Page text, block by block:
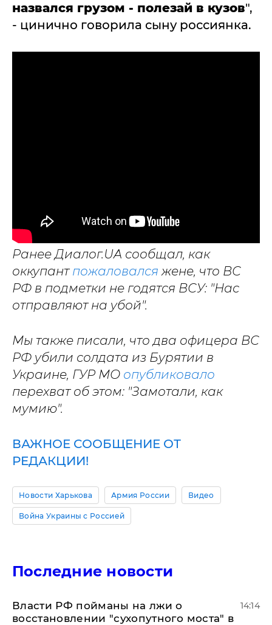
назвался грузом - полезай в кузов",
- цинично говорила сыну россиянка.
Ранее Диалог.UA сообщал, как
оккупант пожаловался жене, что ВС
РФ в подметки не годятся ВСУ: "Нас
отправляют на убой".
Мы также писали, что два офицера ВС
РФ убили солдата из Бурятии в
Украине, ГУР МО опубликовало
перехват об этом: "Замотали, как
мумию".
ВАЖНОЕ СООБЩЕНИЕ ОТ
РЕДАКЦИИ!
Новости Харькова Армия России Видео
Война Украины с Россией
Последние новости
Власти РФ пойманы на лжи о
восстановлении "сухопутного моста" в
14:14